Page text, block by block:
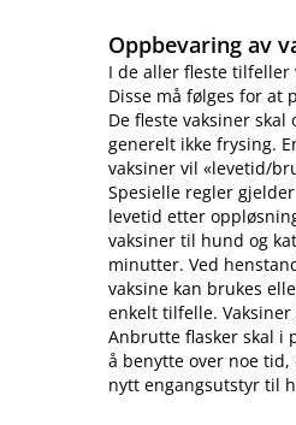
Oppbevaring av
I de aller fleste
Disse må følges for at
De fleste vaksiner skal
generelt ikke frysing.
vaksiner vil «levetid​/​
Spesielle regler
levetid etter
vaksiner til hund og
minutter. Ved
vaksine kan brukes
enkelt tilfelle.
Anbrutte flasker skal i
å benytte over noe
nytt engangsutstyr til